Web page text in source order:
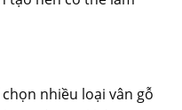
nhiều loại vân gỗ